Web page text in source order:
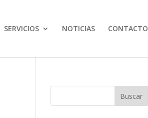
SERVICIOS NOTICIAS CONTACTO
Buscar